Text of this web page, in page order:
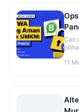
Cari
11